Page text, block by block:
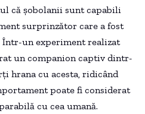
că șobolanii sunt capabili
surprinzător care a fost
Într-un experiment realizat
un companion captiv dintr-
hrana cu acesta, ridicând
poate fi considerat
cu cea umană.